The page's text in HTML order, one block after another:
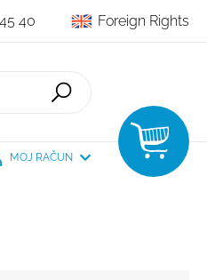
40 Foreign Rights
MOJ RAČUN